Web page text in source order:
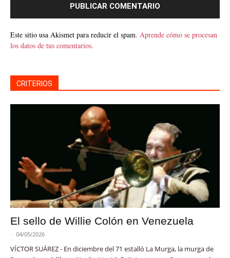
Este sitio usa Akismet para reducir el spam. Aprende cómo se procesan
los datos de tus comentarios.
CRITERIOS
El sello de Willie Colón en Venezuela
- 04/05/2026
VÍCTOR SUÁREZ - En diciembre del 71 estalló La Murga, la murga de